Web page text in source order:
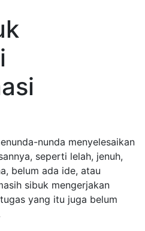
nunda menyelesaikan
seperti lelah, jenuh,
belum ada ide, atau
sibuk mengerjakan
yang itu juga belum